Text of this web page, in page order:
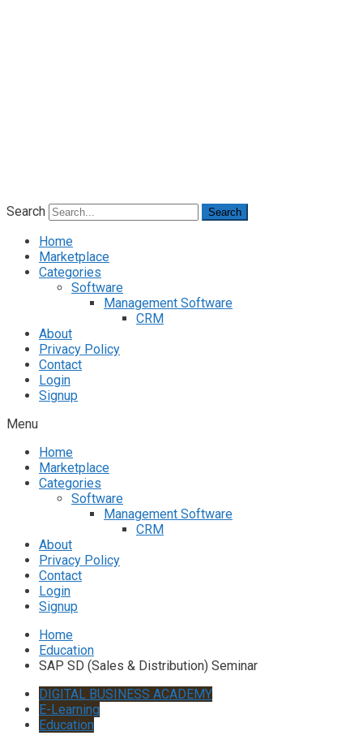
Search Search
Home
Marketplace
Categories
Software
Management Software
CRM
About
Privacy Policy
Contact
Login
Signup
Menu
Home
Marketplace
Categories
Software
Management Software
CRM
About
Privacy Policy
Contact
Login
Signup
Home
Education
SAP SD (Sales & Distribution) Seminar
DIGITAL BUSINESS ACADEMY
E-Learning
Education